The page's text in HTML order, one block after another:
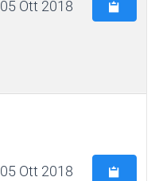
05 Ott 2018
05 Ott 2018